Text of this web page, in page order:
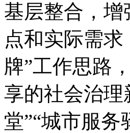
基层整合，
点和实际需
牌”工作思路
享的社会治理
堂”“城市服务